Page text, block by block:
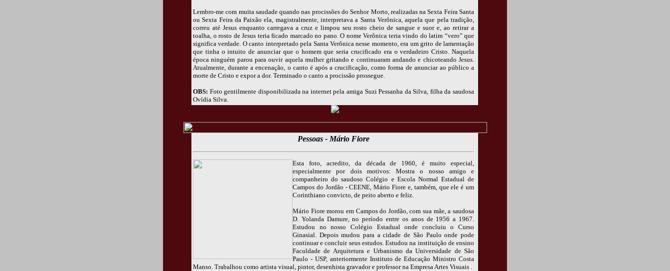
Lembro-me com muita saudade quando nas procissões do Senhor Morto, realizadas na Sexta Feira Santa
ou Sexta Feira da Paixão ela, magistralmente, interpretava a Santa Verônica, aquela que pela tradição,
correu até Jesus enquanto carregava a cruz e limpou seu rosto cheio de sangue e suor e, ao retirar a
toalha, o rosto de Jesus teria ficado marcado no pano. O nome Verônica teria vindo do latim “vero” que
significa verdade. O canto interpretado pela Santa Verônica nesse momento, era um grito de lamentação
que tinha o intuito de anunciar que o homem que seria crucificado era o verdadeiro Cristo. Naquela
época ninguém parou para ouvir aquela mulher gritando e continuaram andando e chicoteando Jesus.
Atualmente, durante a encenação, o canto é após a crucificação, como forma de anunciar ao público a
morte de Cristo e expor a dor. Terminado o canto a procissão prossegue.
OBS: Foto gentilmente disponibilizada na internet pela amiga Suzi Pessanha da Silva, filha da saudosa
Ovídia Silva.
Pessoas - Mário Fiore
Esta foto, acredito, da década de 1960, é muito especial,
especialmente por dois motivos: Mostra o nosso amigo e
companheiro do saudoso Colégio e Escola Normal Estadual de
Campos do Jordão - CEENE, Mário Fiore e, também, que ele é um
Corinthiano convicto, de peito aberto e feliz.
Mário Fiore morou em Campos do Jordão, com sua mãe, a saudosa
D. Yolanda Damure, no período entre os anos de 1956 a 1967.
Estudou no nosso Colégio Estadual onde concluiu o Curso
Ginasial. Depois mudou para a cidade de São Paulo onde pode
continuar e concluir seus estudos. Estudou na instituição de ensino
Faculdade de Arquitetura e Urbanismo da Universidade de São
Paulo - USP, anteriormente Instituto de Educação Ministro Costa
Manso. Trabalhou como artista visual, pintor, desenhista gravador e professor na Empresa Artes Visuais .